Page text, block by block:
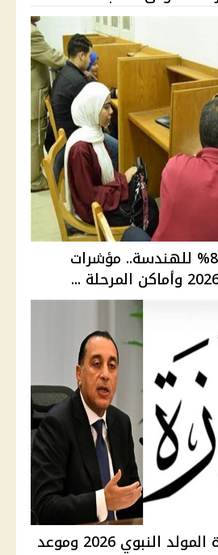
92.8% للطب و87.9% للهندسة.. مؤشرات
موقف ترحيل إجازة المولد النبوي 2026 وموعد